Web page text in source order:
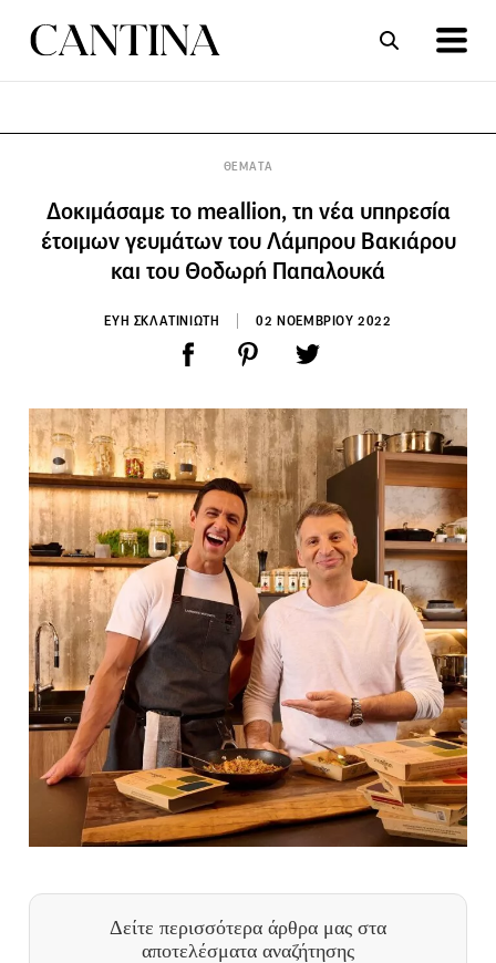
ΘΕΜΑΤΑ
Δοκιμάσαμε το meallion, τη νέα υπηρεσία
έτοιμων γευμάτων του Λάμπρου Βακιάρου
και του Θοδωρή Παπαλουκά
ΕΥΗ ΣΚΛΑΤΙΝΙΩΤΗ 02 ΝΟΕΜΒΡΙΟΥ 2022
Δείτε περισσότερα άρθρα μας στα
αποτελέσματα αναζήτησης